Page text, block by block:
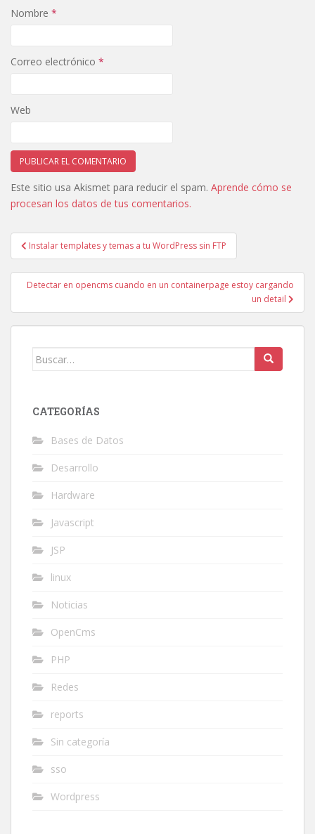
Nombre *
Correo electrónico *
Web
Este sitio usa Akismet para reducir el spam. Aprende cómo se
procesan los datos de tus comentarios.
Navegación
de
entradas
Instalar templates y temas a tu WordPress sin FTP
Detectar en opencms cuando en un containerpage estoy cargando
un detail
Buscar:
CATEGORÍAS
Bases de Datos
Desarrollo
Hardware
Javascript
JSP
linux
Noticias
OpenCms
PHP
Redes
reports
Sin categoría
sso
Wordpress